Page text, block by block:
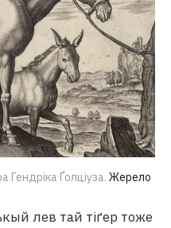
Ґолціуза. Жерело
лев тай тіґер тоже